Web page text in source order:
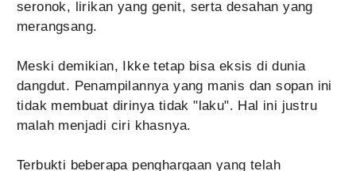
seronok, lirikan yang genit, serta desahan yang
merangsang.
Meski demikian, Ikke tetap bisa eksis di dunia
dangdut. Penampilannya yang manis dan sopan ini
tidak membuat dirinya tidak "laku". Hal ini justru
malah menjadi ciri khasnya.
Terbukti beberapa penghargaan yang telah